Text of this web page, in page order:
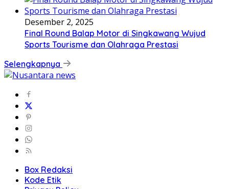
Desember 2, 2025
Final Round Balap Motor di Singkawang Wujud
Sports Tourisme dan Olahraga Prestasi
Selengkapnya
Box Redaksi
Kode Etik